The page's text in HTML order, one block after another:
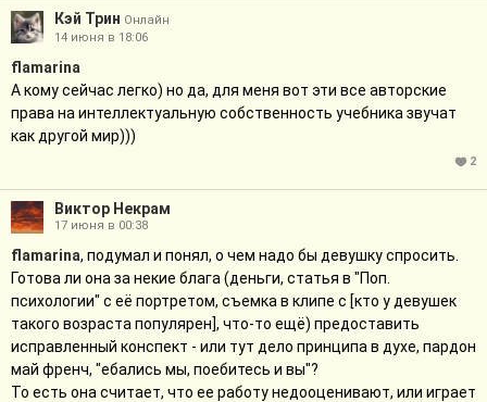
Кэй Трин Онлайн
14 июня в 18:06
flamarina
А кому сейчас легко) но да, для меня вот эти все авторские
права на интеллектуальную собственность учебника звучат
как другой мир)))
2
Виктор Некрам
17 июня в 00:38
flamarina, подумал и понял, о чем надо бы девушку спросить.
Готова ли она за некие блага (деньги, статья в "Поп.
психологии" с её портретом, съемка в клипе с [кто у девушек
такого возраста популярен], что-то ещё) предоставить
исправленный конспект - или тут дело принципа в духе, пардон
май френч, "ебались мы, поебитесь и вы"?
То есть она считает, что ее работу недооценивают, или играет